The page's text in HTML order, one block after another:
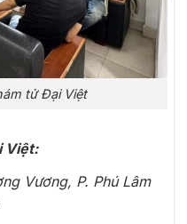
tử Đại Việt
Việt:
Vương, P. Phú Lâm